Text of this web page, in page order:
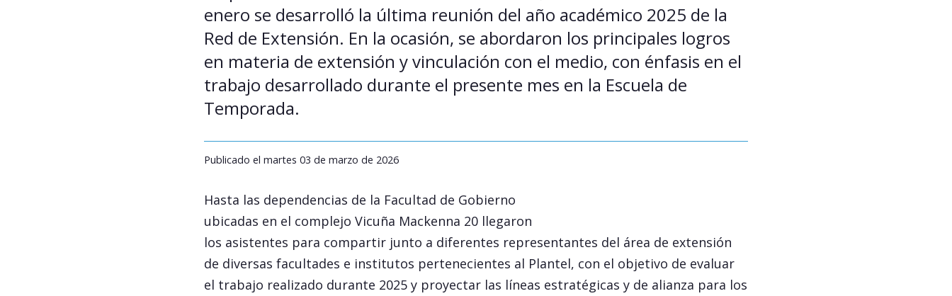
enero se desarrolló la última reunión del año académico 2025 de la
Red de Extensión. En la ocasión, se abordaron los principales logros
en materia de extensión y vinculación con el medio, con énfasis en el
trabajo desarrollado durante el presente mes en la Escuela de
Temporada.
Publicado el martes 03 de marzo de 2026
Hasta las dependencias de la Facultad de Gobierno
ubicadas en el complejo Vicuña Mackenna 20 llegaron
los asistentes para compartir junto a diferentes representantes del área de extensión
de diversas facultades e institutos pertenecientes al Plantel, con el objetivo de evaluar
el trabajo realizado durante 2025 y proyectar las líneas estratégicas y de alianza para los